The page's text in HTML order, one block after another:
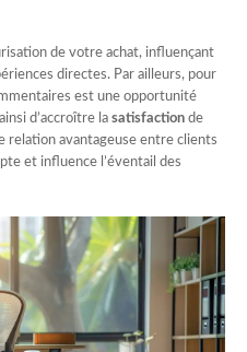
de votre achat, influençant
directes. Par ailleurs, pour
est une opportunité
d’accroître la satisfaction de
relation avantageuse entre clients
et influence l’éventail des